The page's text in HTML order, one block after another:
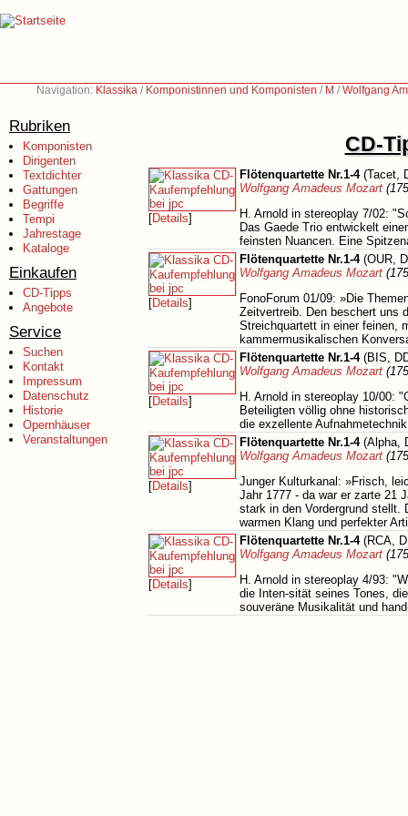
Navigation: Klassika / Komponistinnen und Komponisten / M /Wolfgang
Rubriken
Komponisten
Dirigenten
Textdichter
Gattungen
Begriffe
Tempi
Jahrestage
Kataloge
Einkaufen
CD-Tipps
Angebote
Service
Suchen
Kontakt
Impressum
Datenschutz
Historie
Opernhäuser
Veranstaltungen
CD-
[Details]
Flötenquartette Nr.1-4(Tacet,
Wolfgang Amadeus Mozart
H. Arnold in stereoplay 7/02:
Das Gaede Trio entwickelt
feinsten Nuancen. Eine
[Details]
Flötenquartette Nr.1-4(OUR,
Wolfgang Amadeus Mozart
FonoForum 01/09: »Die
Zeitvertreib. Den beschert uns
Streichquartett in einer feinen,
kammermusikalischen
[Details]
Flötenquartette Nr.1-4(BIS,
Wolfgang Amadeus Mozart
H. Arnold in stereoplay 10/00:
Beteiligten völlig ohne
die exzellente
[Details]
Flötenquartette Nr.1-4(Alpha,
Wolfgang Amadeus Mozart
Junger Kulturkanal: »Frisch,
Jahr 1777 - da war er zarte 21
stark in den Vordergrund stellt.
warmen Klang und perfekter
[Details]
Flötenquartette Nr.1-4(RCA,
Wolfgang Amadeus Mozart
H. Arnold in stereoplay 4/93:
die Inten-sität seines Tones,
souveräne Musikalität und